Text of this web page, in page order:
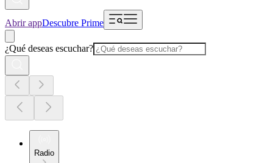
Abrir appDescubre Prime
¿Qué deseas escuchar?
Radio